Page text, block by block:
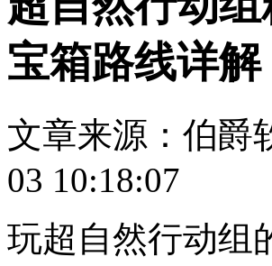
宝箱路线详解
文章来源：伯爵
03 10:18:07
玩超自然行动组